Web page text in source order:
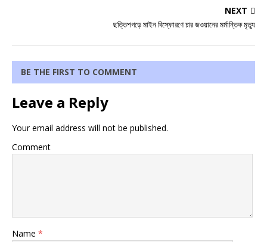
NEXT
ছত্তিশগড়ে মাইন বিস্ফোরণে চার জওয়ানের মর্মান্তিক মৃত্যু
BE THE FIRST TO COMMENT
Leave a Reply
Your email address will not be published.
Comment
Name *